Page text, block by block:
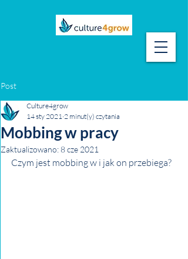
Post
Mobbing w pracy
Culture4grow
14 sty 2021 2 minut(y) czytania
Zaktualizowano:8 cze 2021
Czym jest mobbing w i jak on przebiega?